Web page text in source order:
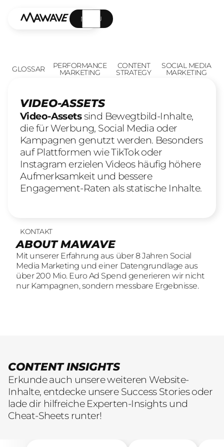
MENÜ
GLOSSAR PERFORMANCE
MARKETING
CONTENT
STRATEGY
SOCIAL MEDIA
MARKETING
VIDEO-ASSETS
Video-Assetssind Bewegtbild-Inhalte,
die für Werbung, Social Media oder
Kampagnen genutzt werden. Besonders
auf Plattformen wie TikTok oder
Instagram erzielen Videos häufig höhere
Aufmerksamkeit und bessere
Engagement-Raten als statische Inhalte.
KONTAKT
ABOUT MAWAVE
Mit unserer Erfahrung aus über 8 Jahren Social
Media Marketing und einer Datengrundlage aus
über 200 Mio. Euro Ad Spend generieren wir nicht
nur Kampagnen, sondern messbare Ergebnisse.
UNSERE LEISTUNGEN
SOCIAL LEAD AGENTUR
Mit unserer Erfahrung aus über 8 Jahren Social
Media Marketing und einer Datengrundlage aus
über 200 Mio. Euro Ad Spend generieren wir nicht
nur Kampagnen, sondern messbare Ergebnisse.
23 offene Stellen
KOMM INS
TEAM
Wir sind auf der Suche nach motivierten und
engagierten Menschen, die mit kreativen Ideen
und LeidenschaftConsumer Brands auf Social
CONTENT INSIGHTS
Erkunde auch unsere weiteren Website-
Inhalte, entdecke unsere Success Stories oder
lade dir hilfreiche Experten-Insights und
Cheat-Sheets runter!